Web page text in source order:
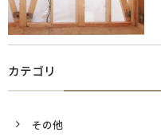
カテゴリ
その他